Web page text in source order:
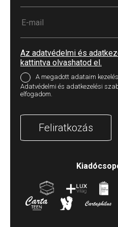
Az adatvédelmi és
kattintva olvashatod el.
A megadott adataim
Adatvédelmi és adatkezelési
elfogadom.
Feliratkozás